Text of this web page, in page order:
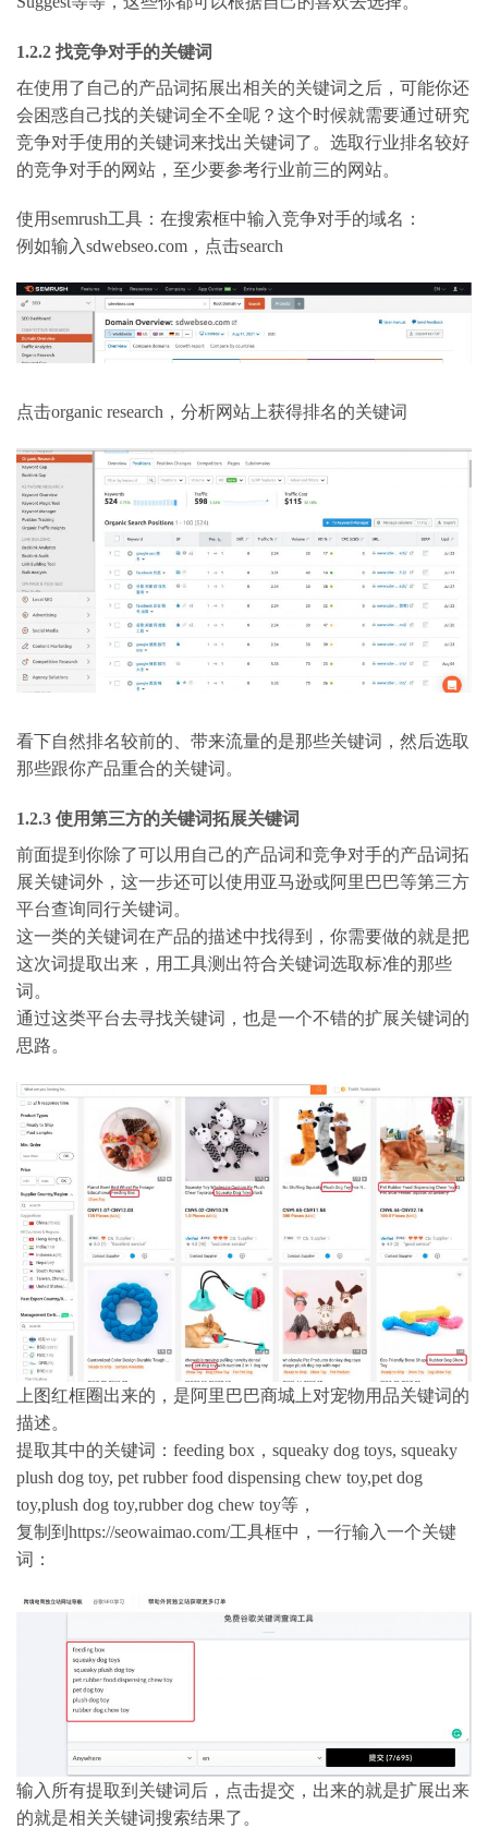
1.2.2 找竞争对手的关键词
在使用了自己的产品词拓展出相关的关键词之后，可能你还
会困惑自己找的关键词全不全呢？这个时候就需要通过研究
竞争对手使用的关键词来找出关键词了。选取行业排名较好
的竞争对手的网站，至少要参考行业前三的网站。
使用semrush工具：在搜索框中输入竞争对手的域名：
例如输入sdwebseo.com，点击search
点击organic research，分析网站上获得排名的关键词
看下自然排名较前的、带来流量的是那些关键词，然后选取
那些跟你产品重合的关键词。
1.2.3 使用第三方的关键词拓展关键词
前面提到你除了可以用自己的产品词和竞争对手的产品词拓
展关键词外，这一步还可以使用亚马逊或阿里巴巴等第三方
平台查询同行关键词。
这一类的关键词在产品的描述中找得到，你需要做的就是把
这次词提取出来，用工具测出符合关键词选取标准的那些
词。
通过这类平台去寻找关键词，也是一个不错的扩展关键词的
思路。
上图红框圈出来的，是阿里巴巴商城上对宠物用品关键词的
描述。
提取其中的关键词：feeding box，squeaky dog toys, squeaky
plush dog toy, pet rubber food dispensing chew toy,pet dog
toy,plush dog toy,rubber dog chew toy等，
复制到https://seowaimao.com/工具框中，一行输入一个关键
词：
输入所有提取到关键词后，点击提交，出来的就是扩展出来
的就是相关关键词搜索结果了。